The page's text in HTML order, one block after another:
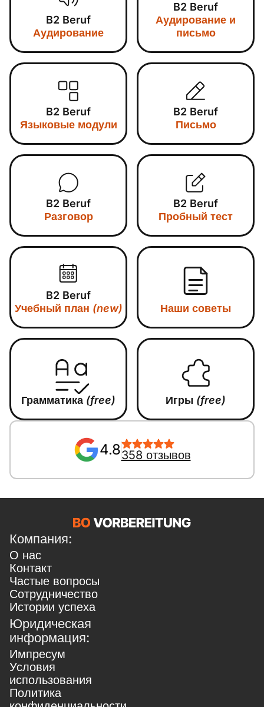
B2 Beruf
Аудирование
B2 Beruf
Аудирование и
письмо
B2 Beruf
Языковые модули
B2 Beruf
Письмо
B2 Beruf
Разговор
B2 Beruf
Пробный тест
B2 Beruf
Учебный план (new) Наши советы
Грамматика (free) Игры (free)
4.8358 отзывов
Компания:
О нас
Контакт
Частые вопросы
Сотрудничество
Истории успеха
Юридическая
информация:
Импресум
Условия
использования
Политика